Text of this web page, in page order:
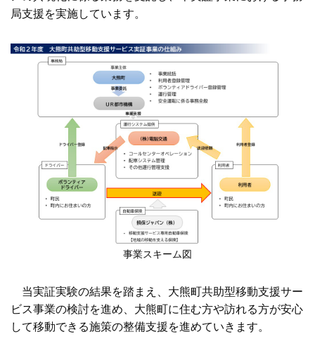
局支援を実施しています。
事業スキーム図
当実証実験の結果を踏まえ、大熊町共助型移動支援サー
ビス事業の検討を進め、大熊町に住む方や訪れる方が安心
して移動できる施策の整備支援を進めていきます。